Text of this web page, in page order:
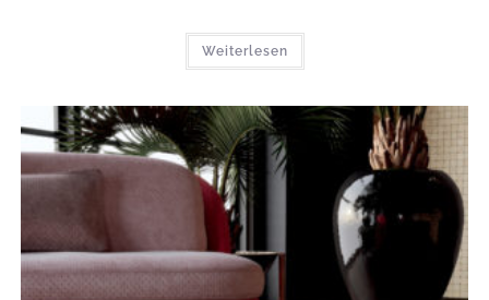
Weiterlesen